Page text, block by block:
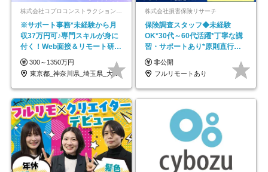
※サポート事務*未経験から月
収37万円可♪専門スキルが身に
付く！Web面接＆リモート研修
も充実♪/a
300～1350万円
東京都_神奈川県_埼玉県_大阪府_愛知県…
株式会社損害保険リサーチ
保険調査スタッフ◆未経験
OK*30代～60代活躍*丁寧な講
習・サポートあり*原則直行直
帰／全国募集・業務委託
非公開
フルリモートあり